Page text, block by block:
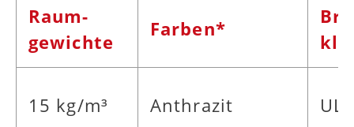
Raum­
gewichte
Farben*
15 kg/m³ Anthrazit